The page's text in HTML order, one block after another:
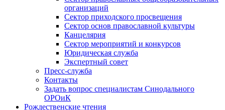
организаций
Сектор приходского просвещения
Сектор основ православной культуры
Канцелярия
Сектор мероприятий и конкурсов
Юридическая служба
Экспертный совет
Пресс-служба
Контакты
Задать вопрос специалистам Синодального
ОРОиК
Рождественские чтения